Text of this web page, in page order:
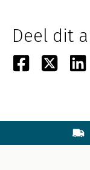
Deel dit